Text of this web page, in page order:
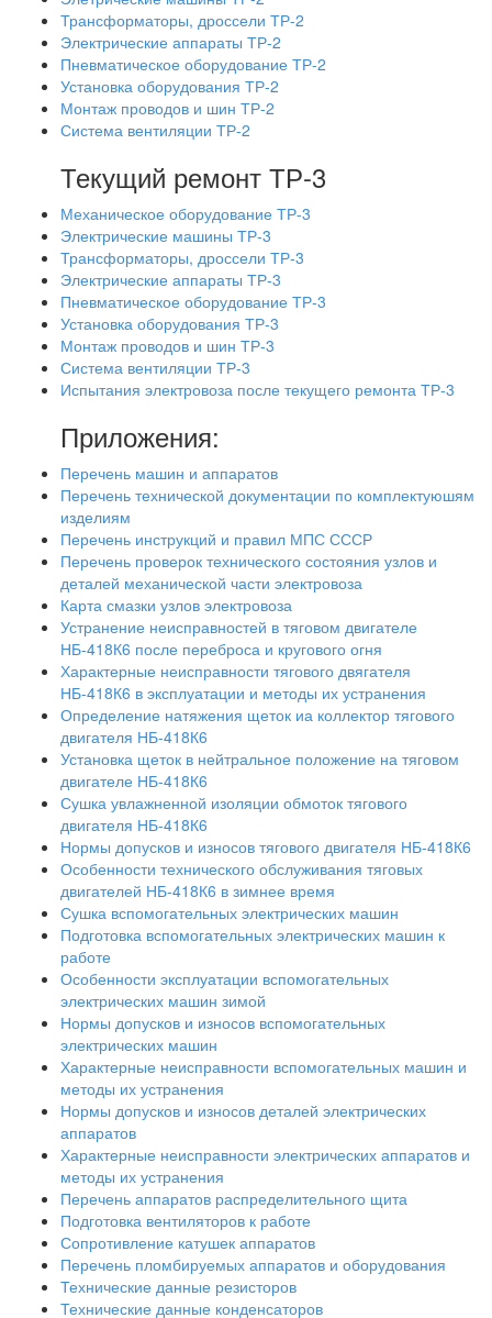
Трансформаторы, дроссели ТР-2
Электрические аппараты ТР-2
Пневматическое оборудование ТР-2
Установка оборудования ТР-2
Монтаж проводов и шин ТР-2
Система вентиляции ТР-2
Текущий ремонт ТР-3
Механическое оборудование ТР-3
Электрические машины ТР-3
Трансформаторы, дроссели ТР-3
Электрические аппараты ТР-3
Пневматическое оборудование ТР-3
Установка оборудования ТР-3
Монтаж проводов и шин ТР-3
Система вентиляции ТР-3
Испытания электровоза после текущего ремонта ТР-3
Приложения:
Перечень машин и аппаратов
Перечень технической документации по комплектуюшям
изделиям
Перечень инструкций и правил МПС СССР
Перечень проверок технического состояния узлов и
деталей механической части электровоза
Карта смазки узлов электровоза
Устранение неисправностей в тяговом двигателе
НБ-418К6 после переброса и кругового огня
Характерные неисправности тягового двягателя
НБ-418К6 в эксплуатации и методы их устранения
Определение натяжения щеток иа коллектор тягового
двигателя НБ-418К6
Установка щеток в нейтральное положение на тяговом
двигателе НБ-418К6
Сушка увлажненной изоляции обмоток тягового
двигателя НБ-418К6
Нормы допусков и износов тягового двигателя НБ-418К6
Особенности технического обслуживания тяговых
двигателей НБ-418К6 в зимнее время
Сушка вспомогательных электрических машин
Подготовка вспомогательных электрических машин к
работе
Особенности эксплуатации вспомогательных
электрических машин зимой
Нормы допусков и износов вспомогательных
электрических машин
Характерные неисправности вспомогательных машин и
методы их устранения
Нормы допусков и износов деталей электрических
аппаратов
Характерные неисправности электрических аппаратов и
методы их устранения
Перечень аппаратов распределительного щита
Подготовка вентиляторов к работе
Сопротивление катушек аппаратов
Перечень пломбируемых аппаратов и оборудования
Технические данные резисторов
Технические данные конденсаторов